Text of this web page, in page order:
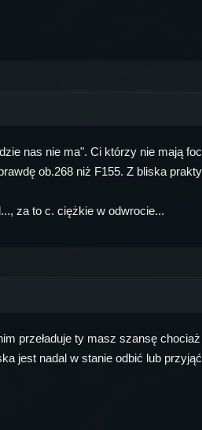
nas nie ma". Ci którzy nie mają
ob.268 niż F155. Z bliska
za to c. ciężkie w odwrocie...
przeładuje ty masz szansę
jest nadal w stanie odbić lub